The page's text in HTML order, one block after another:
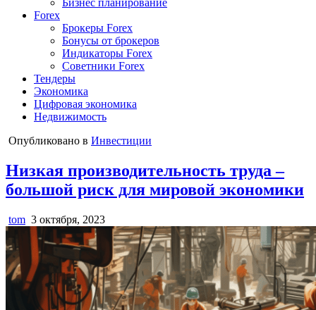
Бизнес планирование
Forex
Брокеры Forex
Бонусы от брокеров
Индикаторы Forex
Советники Forex
Тендеры
Экономика
Цифровая экономика
Недвижимость
Опубликовано в Инвестиции
Низкая производительность труда –
большой риск для мировой экономики
tom 3 октября, 2023